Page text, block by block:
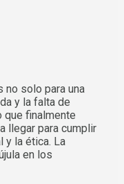
no solo para una
y la falta de
que finalmente
llegar para cumplir
y la ética. La
en los